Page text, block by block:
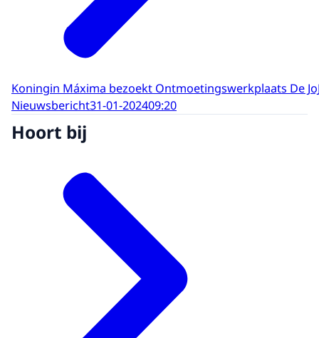
Koningin Máxima bezoekt Ontmoetingswerkplaats De
Nieuwsbericht31-01-202409:20
Hoort bij